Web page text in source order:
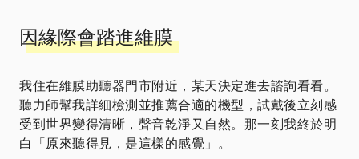
因緣際會踏進維膜
我住在維膜助聽器門市附近，某天決定進去諮詢看看。
聽力師幫我詳細檢測並推薦合適的機型，試戴後立刻感
受到世界變得清晰，聲音乾淨又自然。那一刻我終於明
白「原來聽得見，是這樣的感覺」。